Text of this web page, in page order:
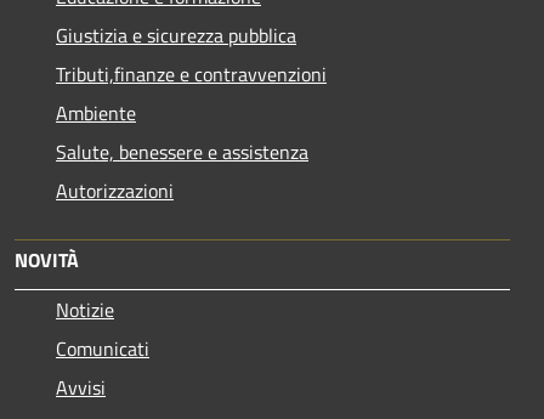
Giustizia e sicurezza pubblica
Tributi,finanze e contravvenzioni
Ambiente
Salute, benessere e assistenza
Autorizzazioni
NOVITÀ
Notizie
Comunicati
Avvisi